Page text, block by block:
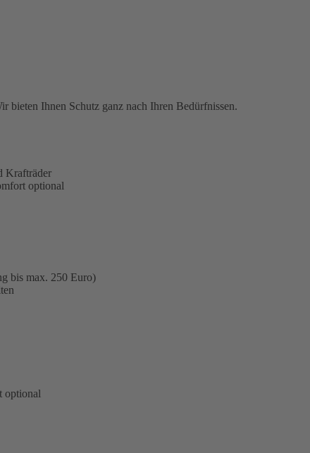
bieten Ihnen Schutz ganz nach Ihren Bedürfnissen.
Krafträder
optional
bis max. 250 Euro)
optional